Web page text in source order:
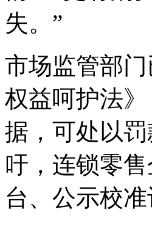
失。”
市场监管部
权益呵护法
据，可处以
吁，连锁零
台、公示校